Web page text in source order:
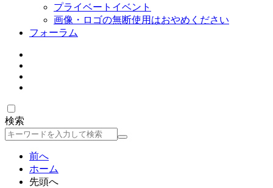
プライベートイベント
画像・ロゴの無断使用はおやめください
フォーラム
検索
検
前へ
ホーム
先頭へ